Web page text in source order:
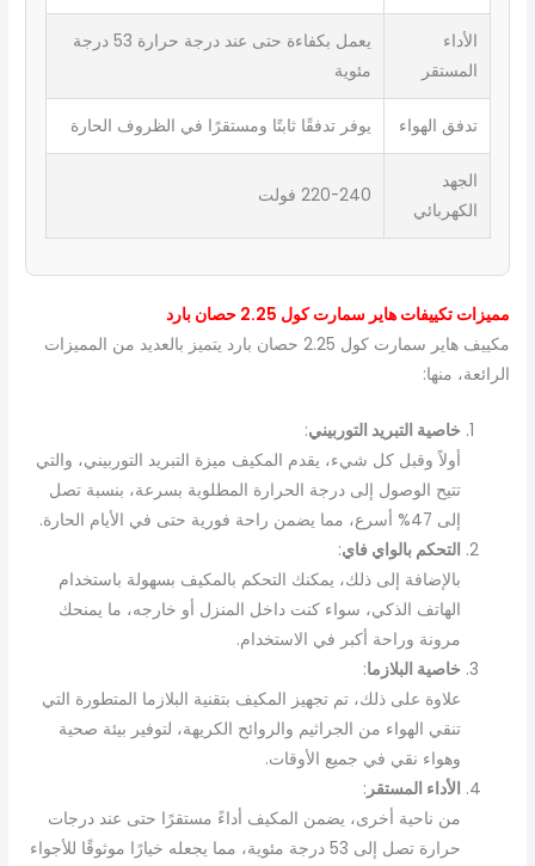
الأداء
المستقر
يعمل بكفاءة حتى عند درجة حرارة 53 درجة
مئوية
تدفق الهواء يوفر تدفقًا ثابتًا ومستقرًا في الظروف الحارة
الجهد
الكهربائي
220-240 فولت
مميزات تكييفات هاير سمارت كول 2.25 حصان بارد
مكييف هاير سمارت كول 2.25 حصان بارد يتميز بالعديد من المميزات
الرائعة، منها:
خاصية التبريد التوربيني:
أولاً وقبل كل شيء، يقدم المكيف ميزة التبريد التوربيني، والتي
تتيح الوصول إلى درجة الحرارة المطلوبة بسرعة، بنسبة تصل
إلى 47% أسرع، مما يضمن راحة فورية حتى في الأيام الحارة.
التحكم بالواي فاي:
بالإضافة إلى ذلك، يمكنك التحكم بالمكيف بسهولة باستخدام
الهاتف الذكي، سواء كنت داخل المنزل أو خارجه، ما يمنحك
مرونة وراحة أكبر في الاستخدام.
خاصية البلازما:
علاوة على ذلك، تم تجهيز المكيف بتقنية البلازما المتطورة التي
تنقي الهواء من الجراثيم والروائح الكريهة، لتوفير بيئة صحية
وهواء نقي في جميع الأوقات.
الأداء المستقر :
من ناحية أخرى، يضمن المكيف أداءً مستقرًا حتى عند درجات
حرارة تصل إلى 53 درجة مئوية، مما يجعله خيارًا موثوقًا للأجواء